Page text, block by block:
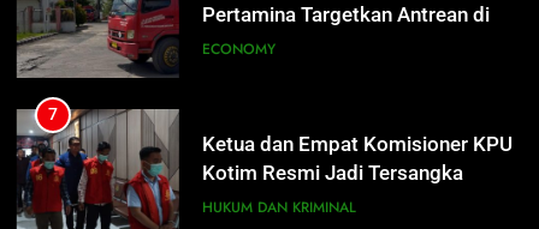
Pertamina Targetkan Antrean di
SPBU Sampit Segera Terurai
ECONOMY
7
Ketua dan Empat Komisioner KPU
Kotim Resmi Jadi Tersangka
Dugaan Korupsi Dana Hibah
HUKUM DAN KRIMINAL
5
Sistem Listrik Kalselteng Masih
6
Distribusi BBM Diperkuat,